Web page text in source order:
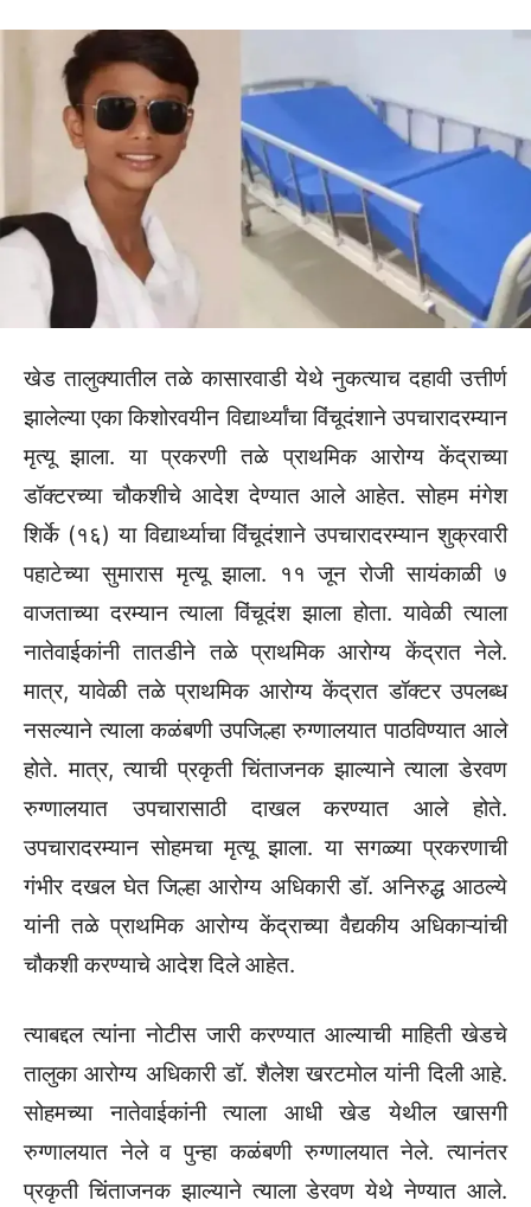
खेड तालुक्यातील तळे कासारवाडी येथे नुकत्याच दहावी उत्तीर्ण
झालेल्या एका किशोरवयीन विद्यार्थ्यांचा विंचूदंशाने उपचारादरम्यान
मृत्यू झाला. या प्रकरणी तळे प्राथमिक आरोग्य केंद्राच्या
डॉक्टरच्या चौकशीचे आदेश देण्यात आले आहेत. सोहम मंगेश
शिर्के (१६) या विद्यार्थ्याचा विंचूदंशाने उपचारादरम्यान शुक्रवारी
पहाटेच्या सुमारास मृत्यू झाला. ११ जून रोजी सायंकाळी ७
वाजताच्या दरम्यान त्याला विंचूदंश झाला होता. यावेळी त्याला
नातेवाईकांनी तातडीने तळे प्राथमिक आरोग्य केंद्रात नेले.
मात्र, यावेळी तळे प्राथमिक आरोग्य केंद्रात डॉक्टर उपलब्ध
नसल्याने त्याला कळंबणी उपजिल्हा रुग्णालयात पाठविण्यात आले
होते. मात्र, त्याची प्रकृती चिंताजनक झाल्याने त्याला डेरवण
रुग्णालयात उपचारासाठी दाखल करण्यात आले होते.
उपचारादरम्यान सोहमचा मृत्यू झाला. या सगळ्या प्रकरणाची
गंभीर दखल घेत जिल्हा आरोग्य अधिकारी डॉ. अनिरुद्ध आठल्ये
यांनी तळे प्राथमिक आरोग्य केंद्राच्या वैद्यकीय अधिकाऱ्यांची
चौकशी करण्याचे आदेश दिले आहेत.
त्याबद्दल त्यांना नोटीस जारी करण्यात आल्याची माहिती खेडचे
तालुका आरोग्य अधिकारी डॉ. शैलेश खरटमोल यांनी दिली आहे.
सोहमच्या नातेवाईकांनी त्याला आधी खेड येथील खासगी
रुग्णालयात नेले व पुन्हा कळंबणी रुग्णालयात नेले. त्यानंतर
प्रकृती चिंताजनक झाल्याने त्याला डेरवण येथे नेण्यात आले.